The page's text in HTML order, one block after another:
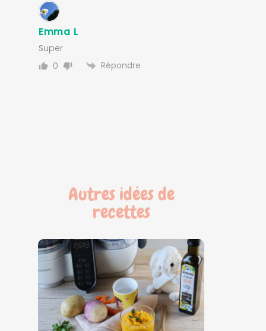
Emma L
Super
0
Répondre
Autres idées de
recettes